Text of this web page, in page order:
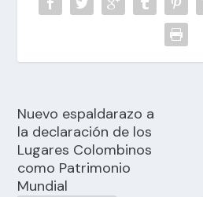
Nuevo espaldarazo a
la declaración de los
Lugares Colombinos
como Patrimonio
Mundial